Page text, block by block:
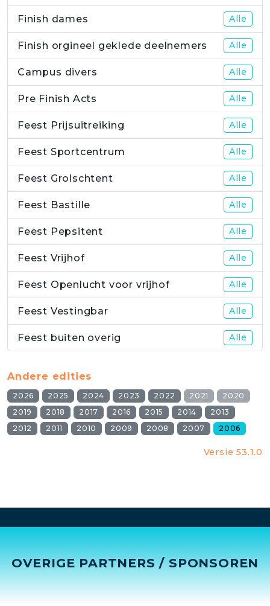
Finish dames Alle
Finish orgineel geklede deelnemers Alle
Campus divers Alle
Pre Finish Acts Alle
Feest Prijsuitreiking Alle
Feest Sportcentrum Alle
Feest Grolschtent Alle
Feest Bastille Alle
Feest Pepsitent Alle
Feest Vrijhof Alle
Feest Openlucht voor vrijhof Alle
Feest Vestingbar Alle
Feest buiten overig Alle
Andere edities
2026 2025 2024 2023 2022 2021
2020
2019
2018 2017 2016 2015 2014
2013
2012
2011 2010 2009 2008 2007 2006
Versie 53.1.0
OVERIGE PARTNERS / SPONSOREN